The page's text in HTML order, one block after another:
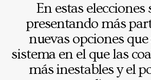
En estas elecciones
presentando más
nuevas opciones
sistema en el que las
más inestables y el